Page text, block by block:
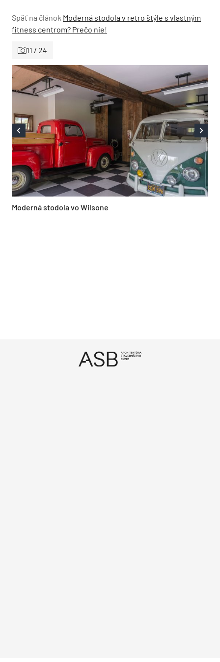
Späť na článok Moderná stodola v retro štýle s vlastným
fitness centrom? Prečo nie!
11 / 24
Moderná stodola vo Wilsone